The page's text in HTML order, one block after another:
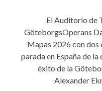
El Auditorio de
GöteborgsOperans
Mapas 2026 con dos
parada en España de
éxito de la
Alexander